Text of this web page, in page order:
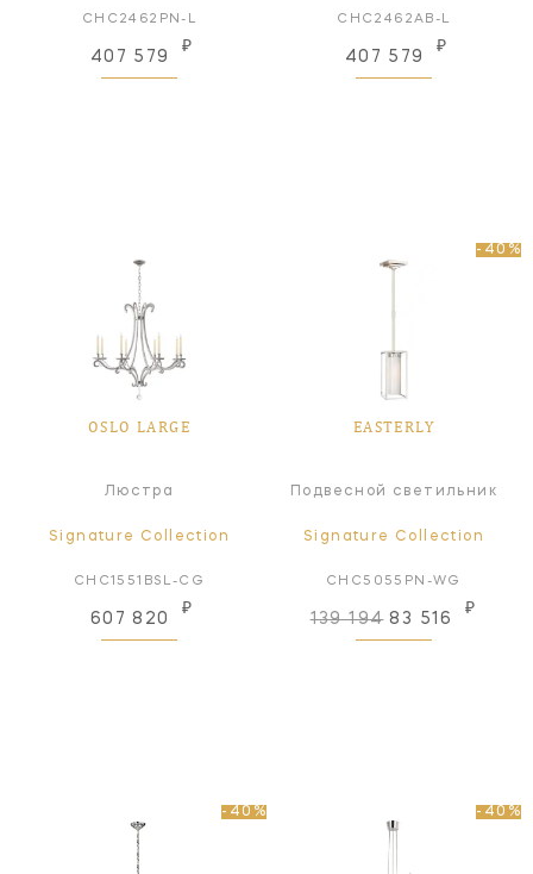
CHC2462PN-L
407 579
₽
CHC2462AB-L
407 579
₽
OSLO LARGE
Люстра
Signature Collection
CHC1551BSL-CG
607 820
₽
-40%
EASTERLY
Подвесной светильник
Signature Collection
CHC5055PN-WG
139 194 83 516
₽
-40% -40%